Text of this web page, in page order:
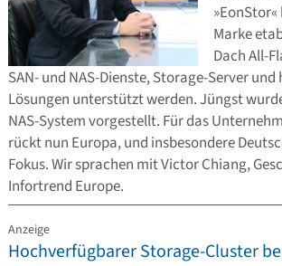
Marke
Dach All-
SAN- und NAS-Dienste, Storage-Server
Lösungen unterstützt werden. Jüngst
NAS-System vorgestellt. Für das
rückt nun Europa, und insbesondere
Fokus. Wir sprachen mit Victor Chiang,
Infortrend Europe.
Anzeige
Hochverfügbarer Storage-Cluster